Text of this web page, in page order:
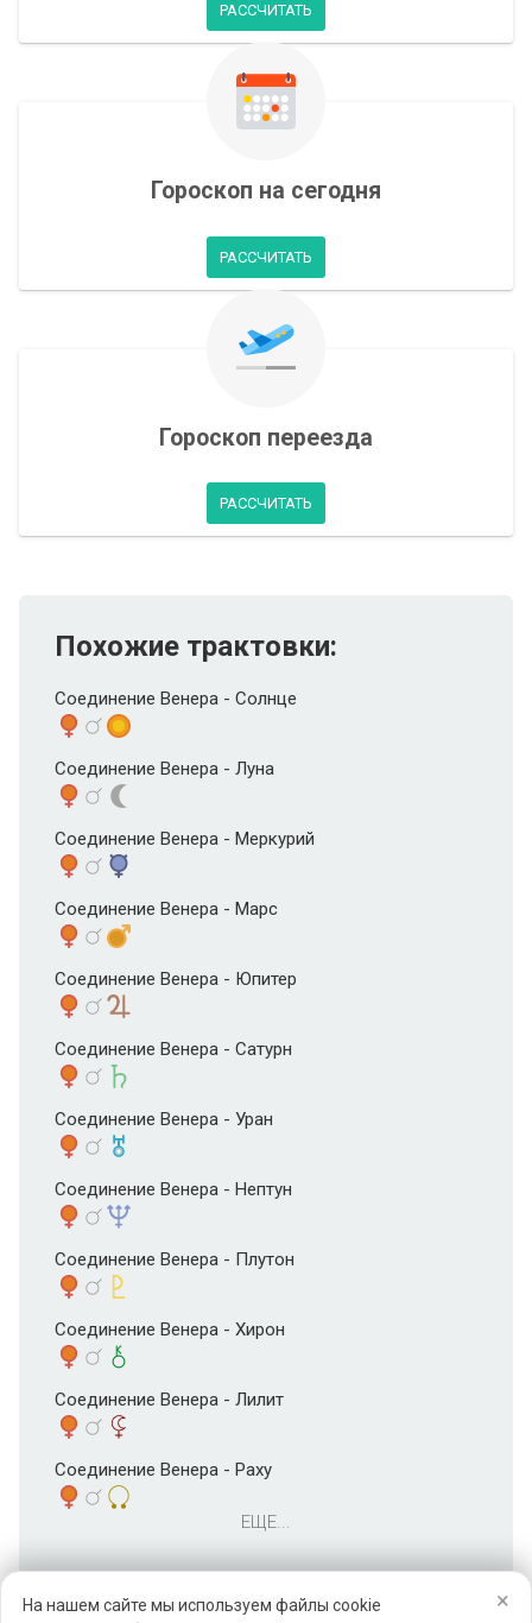
×
На нашем сайте мы используем файлы cookie
РАССЧИТАТЬ
Гороскоп на сегодня
РАССЧИТАТЬ
Гороскоп переезда
РАССЧИТАТЬ
Похожие трактовки:
Соединение Венера - Солнце
Соединение Венера - Луна
Соединение Венера - Меркурий
Соединение Венера - Марс
Соединение Венера - Юпитер
Соединение Венера - Сатурн
Соединение Венера - Уран
Соединение Венера - Нептун
Соединение Венера - Плутон
Соединение Венера - Хирон
Соединение Венера - Лилит
Соединение Венера - Раху
ЕЩЕ...